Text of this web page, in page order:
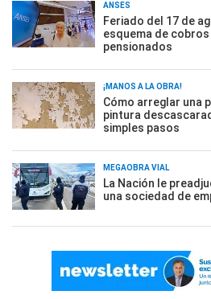
ANSES
Feriado del 17 de
esquema de
pensionados
¡MANOS A LA OBRA!
Cómo arreglar una
pintura
simples pasos
MEGAOBRA VIAL
La Nación le
una sociedad de